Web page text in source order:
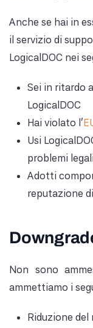
Anche se hai in
il servizio di
LogicalDOC nei
Sei in ritardo
LogicalDOC
Hai violato l'
Usi
problemi
Adotti
reputazione
Non sono
ammettiamo i
Riduzione